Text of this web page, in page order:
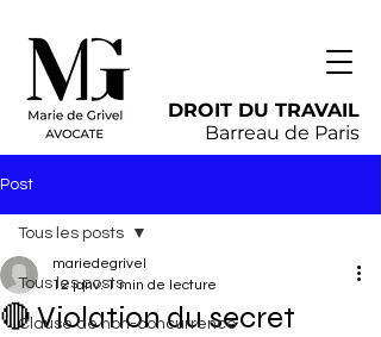
DROIT DU TRAVAIL
Barreau de Paris
Post
Tous les posts
Clause de non-concurrence
Tous les posts
🔴 Violation du secret
mariedegrivel
12 janv. 1 min de lecture